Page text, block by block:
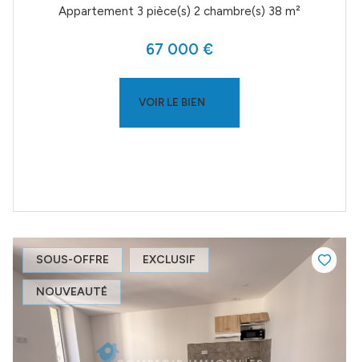
Appartement 3 pièce(s) 2 chambre(s) 38 m²
67 000 €
VOIR LE BIEN
SOUS-OFFRE EXCLUSIF
NOUVEAUTÉ